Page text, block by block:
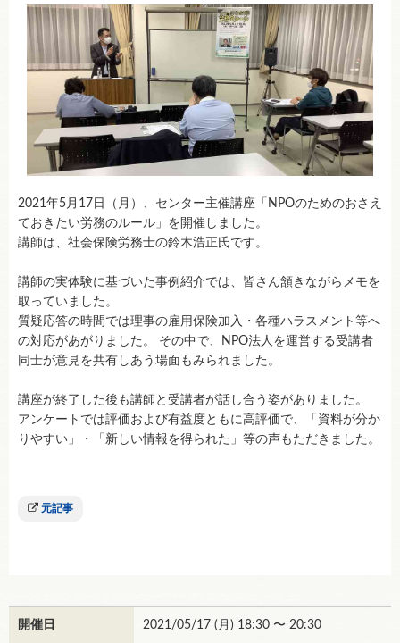
2021年5月17日（月）、センター主催講座「NPOのためのおさえ
ておきたい労務のルール」を開催しました。
講師は、社会保険労務士の鈴木浩正氏です。
講師の実体験に基づいた事例紹介では、皆さん頷きながらメモを
取っていました。
質疑応答の時間では理事の雇用保険加入・各種ハラスメント等へ
の対応があがりました。 その中で、NPO法人を運営する受講者
同士が意見を共有しあう場面もみられました。
講座が終了した後も講師と受講者が話し合う姿がありました。
アンケートでは評価および有益度ともに高評価で、「資料が分か
りやすい」・「新しい情報を得られた」等の声もただきました。
元記事
開催日 2021/05/17 ( 月 ) 18:30 〜 20:30